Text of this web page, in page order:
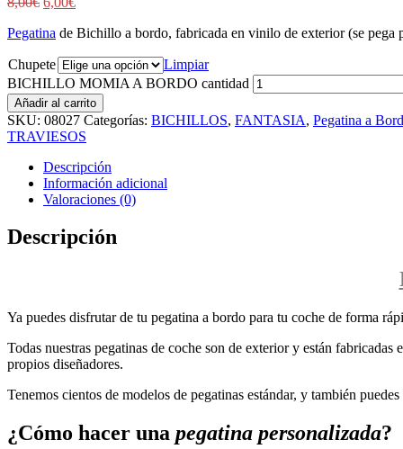
Pegatina de Bichillo a bordo, fabricada en vinilo de exterior (se pega
Chupete
Limpiar
BICHILLO MOMIA A BORDO cantidad
Añadir al carrito
SKU: 08027 Categorías: BICHILLOS, FANTASIA, Pegatina a
TRAVIESOS
Descripción
Información adicional
Valoraciones (0)
Descripción
Ya puedes disfrutar de tu pegatina a bordo para tu coche de forma
Todas nuestras pegatinas de coche son de exterior y están
propios diseñadores.
Tenemos cientos de modelos de pegatinas estándar, y también
¿Cómo hacer una pegatina personalizada?